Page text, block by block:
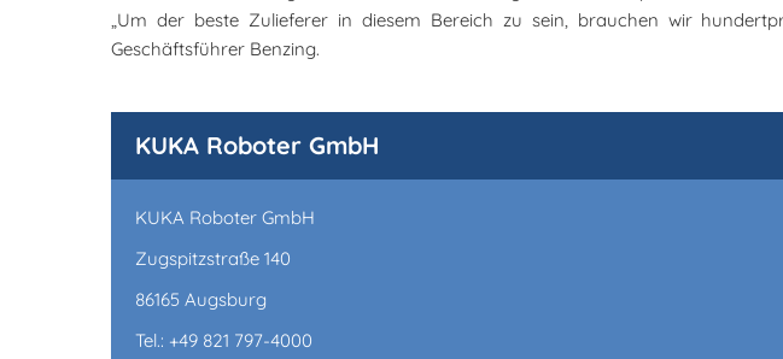
„Um der beste Zulieferer in diesem Bereich zu sein, brauchen wir
Geschäftsführer Benzing.
KUKA Roboter GmbH
KUKA Roboter GmbH
Zugspitzstraße 140
86165 Augsburg
Tel.: +49 821 797-4000